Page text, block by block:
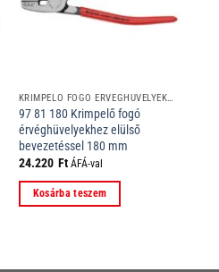
KRIMPELŐ FOGÓ ÉRVÉGHÜVELYEKHEZ ELÜLSŐ BEVEZETÉSSEL
97 81 180 Krimpelő fogó
érvéghüvelyekhez elülső
bevezetéssel 180 mm
24.220 Ft ÁFÁ-val
Kosárba teszem